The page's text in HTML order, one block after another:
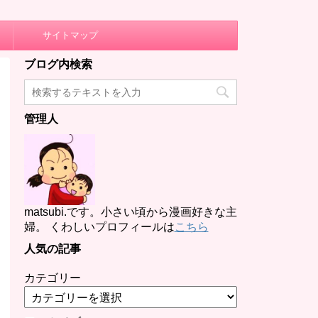
サイトマップ
ブログ内検索
管理人
matsubi.です。小さい頃から漫画好きな主
婦。 くわしいプロフィールはこちら
人気の記事
カテゴリー